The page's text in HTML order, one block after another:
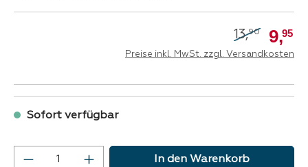
13,90 9,95
Preise inkl. MwSt. zzgl. Versandkosten
Sofort verfügbar
Produkt Anzahl: Gib den gewünschten
In den Warenkorb